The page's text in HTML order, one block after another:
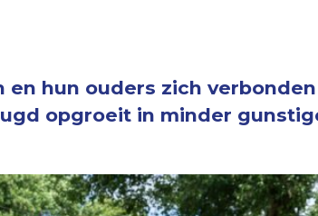
en hun ouders zich verbonden
opgroeit in minder